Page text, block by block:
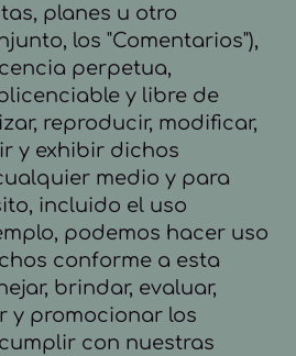
planes u otro
los "Comentarios"),
perpetua,
y libre de
reproducir, modificar,
y exhibir dichos
medio y para
incluido el uso
podemos hacer uso
conforme a esta
brindar, evaluar,
y promocionar los
con nuestras